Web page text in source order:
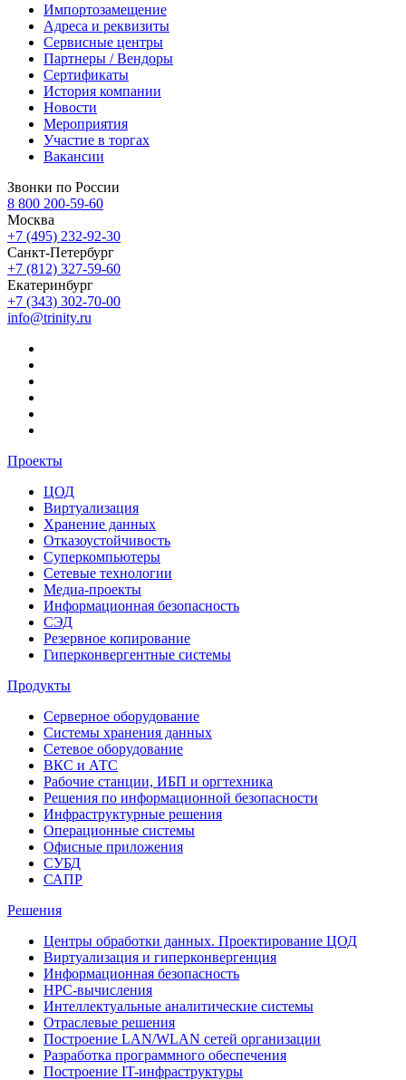
Импортозамещение
Адреса и реквизиты
Сервисные центры
Партнеры / Вендоры
Сертификаты
История компании
Новости
Мероприятия
Участие в торгах
Вакансии
Звонки по России
8 800 200-59-60
Москва
+7 (495) 232-92-30
Санкт-Петербург
+7 (812) 327-59-60
Екатеринбург
+7 (343) 302-70-00
info@trinity.ru
Проекты
ЦОД
Виртуализация
Хранение данных
Отказоустойчивость
Суперкомпьютеры
Сетевые технологии
Медиа-проекты
Информационная безопасность
СЭД
Резервное копирование
Гиперконвергентные системы
Продукты
Серверное оборудование
Системы хранения данных
Сетевое оборудование
ВКС и АТС
Рабочие станции, ИБП и оргтехника
Решения по информационной безопасности
Инфраструктурные решения
Операционные системы
Офисные приложения
СУБД
САПР
Решения
Центры обработки данных. Проектирование ЦОД
Виртуализация и гиперконвергенция
Информационная безопасность
HPC-вычисления
Интеллектуальные аналитические системы
Отраслевые решения
Построение LAN/WLAN сетей организации
Разработка программного обеспечения
Построение IT-инфраструктуры